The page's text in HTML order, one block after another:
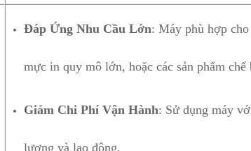
Đáp Ứng Nhu Cầu Lớn: Máy phù hợp
mực in quy mô lớn, hoặc các sản phẩm chế
Giảm Chi Phí Vận Hành: Sử dụng máy
lượng và lao động.